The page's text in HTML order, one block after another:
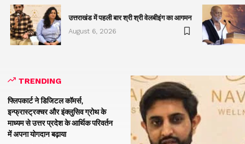
उत्तराखंड में पहली बार श्री श्री वेलबीइंग का आगमन
August 6, 2026
TRENDING
फ्लिपकार्ट ने डिजिटल कॉमर्स,
इन्फ्रास्ट्रक्चर और इंक्लुसिव ग्रोथ के
माध्यम से उत्तर प्रदेश के आर्थिक परिवर्तन
में अपना योगदान बढ़ाया